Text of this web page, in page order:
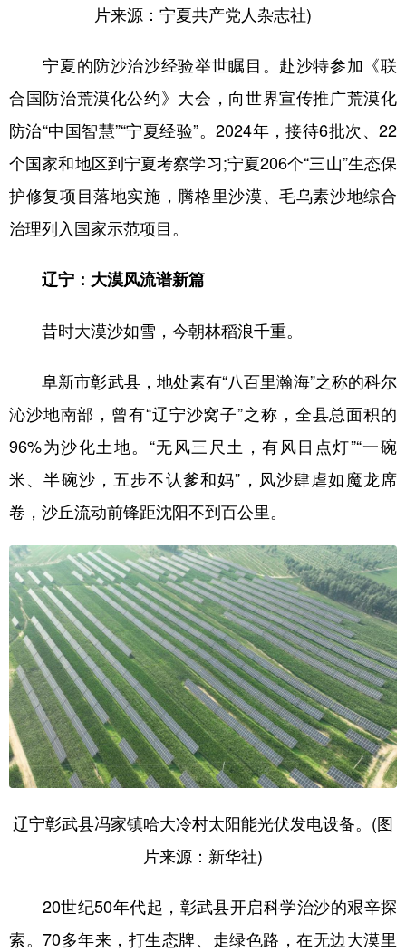
片来源：宁夏共产党人杂志社)
宁夏的防沙治沙经验举世瞩目。赴沙特参加《联
合国防治荒漠化公约》大会，向世界宣传推广荒漠化
防治“中国智慧”“宁夏经验”。2024年，接待6批次、22
个国家和地区到宁夏考察学习;宁夏206个“三山”生态保
护修复项目落地实施，腾格里沙漠、毛乌素沙地综合
治理列入国家示范项目。
辽宁：大漠风流谱新篇
昔时大漠沙如雪，今朝林稻浪千重。
阜新市彰武县，地处素有“八百里瀚海”之称的科尔
沁沙地南部，曾有“辽宁沙窝子”之称，全县总面积的
96%为沙化土地。“无风三尺土，有风日点灯”“一碗
米、半碗沙，五步不认爹和妈”，风沙肆虐如魔龙席
卷，沙丘流动前锋距沈阳不到百公里。
辽宁彰武县冯家镇哈大冷村太阳能光伏发电设备。(图
片来源：新华社)
20世纪50年代起，彰武县开启科学治沙的艰辛探
索。70多年来，打生态牌、走绿色路，在无边大漠里